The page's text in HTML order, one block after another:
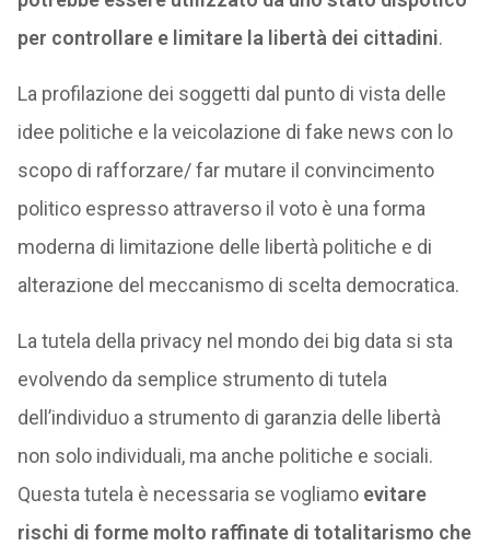
per controllare e limitare la libertà dei cittadini.
La profilazione dei soggetti dal punto di vista delle
idee politiche e la veicolazione di fake news con lo
scopo di rafforzare/ far mutare il convincimento
politico espresso attraverso il voto è una forma
moderna di limitazione delle libertà politiche e di
alterazione del meccanismo di scelta democratica.
La tutela della privacy nel mondo dei big data si sta
evolvendo da semplice strumento di tutela
dell’individuo a strumento di garanzia delle libertà
non solo individuali, ma anche politiche e sociali.
Questa tutela è necessaria se vogliamo evitare
rischi di forme molto raffinate di totalitarismo che